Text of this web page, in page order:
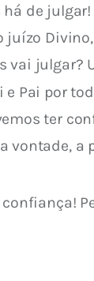
há de
juízo
vai julgar?
e Pai por
ter
vontade, a
confiança!